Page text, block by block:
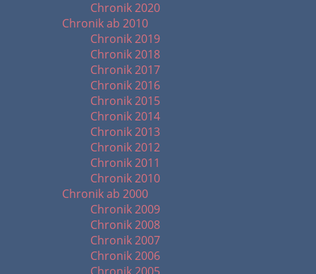
Chronik 2020
Chronik ab 2010
Chronik 2019
Chronik 2018
Chronik 2017
Chronik 2016
Chronik 2015
Chronik 2014
Chronik 2013
Chronik 2012
Chronik 2011
Chronik 2010
Chronik ab 2000
Chronik 2009
Chronik 2008
Chronik 2007
Chronik 2006